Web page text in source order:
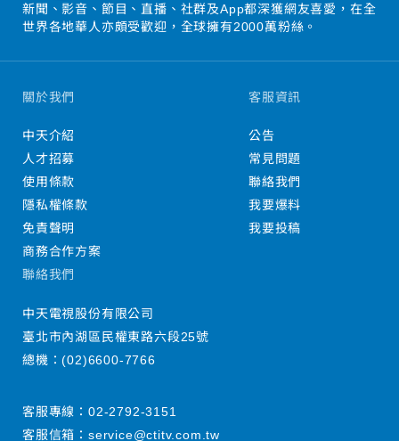
新聞、影音、節目、直播、社群及App都深獲網友喜愛，在全
世界各地華人亦頗受歡迎，全球擁有2000萬粉絲。
關於我們
中天介紹
人才招募
使用條款
隱私權條款
免責聲明
商務合作方案
客服資訊
公告
常見問題
聯絡我們
我要爆料
我要投稿
聯絡我們
中天電視股份有限公司
臺北市內湖區民權東路六段25號
總機：(02)6600-7766
客服專線： 02-2792-3151
客服信箱： service@ctitv.com.tw